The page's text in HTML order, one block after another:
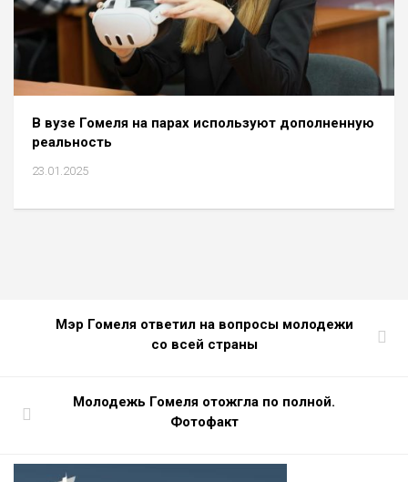
В вузе Гомеля на парах используют дополненную
реальность
23.01.2025
Мэр Гомеля ответил на вопросы молодежи
со всей страны
Молодежь Гомеля отожгла по полной.
Фотофакт